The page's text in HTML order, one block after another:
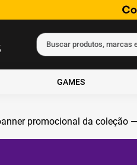
Buscar produtos,
GAMES
Termos mais buscados